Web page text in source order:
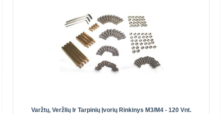
Varžtų, Veržlių Ir Tarpinių Įvorių Rinkinys M3/M4 - 120 Vnt.